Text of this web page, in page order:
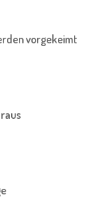
vorgekeimt